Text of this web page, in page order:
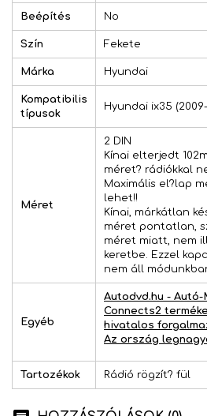
Beépítés No
Szín Fekete
Márka Hyundai
Kompatibilis
típusok
Hyundai ix35 (2009-
Méret
2 DIN
Kínai elterjedt
méret? rádiókkal
Maximális el?lap
lehet!!
Kínai, márkátlan
méret pontatlan,
méret miatt, nem
keretbe. Ezzel
nem áll
Egyéb
Autodvd.hu -
Connects2
hivatalos
Az ország
Tartozékok Rádió rögzít? fül